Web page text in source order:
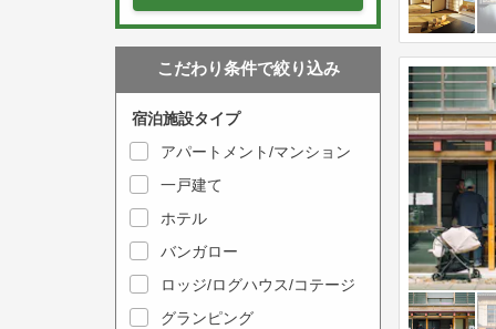
w
e
t
o
t
e
a
r
w
k
t
o
こだわり条件で絞り込み
宿泊施設タイプ
アパートメント/マンション
一戸建て
ホテル
バンガロー
ロッジ/ログハウス/コテージ
グランピング